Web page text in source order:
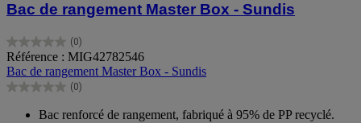
Bac de rangement Master Box - Sundis
(0)
0.0
sur
5
étoiles.
Référence : MIG42782546
Bac de rangement Master Box - Sundis
(0)
0.0
Bac renforcé de rangement, fabriqué à 95% de PP recyclé.